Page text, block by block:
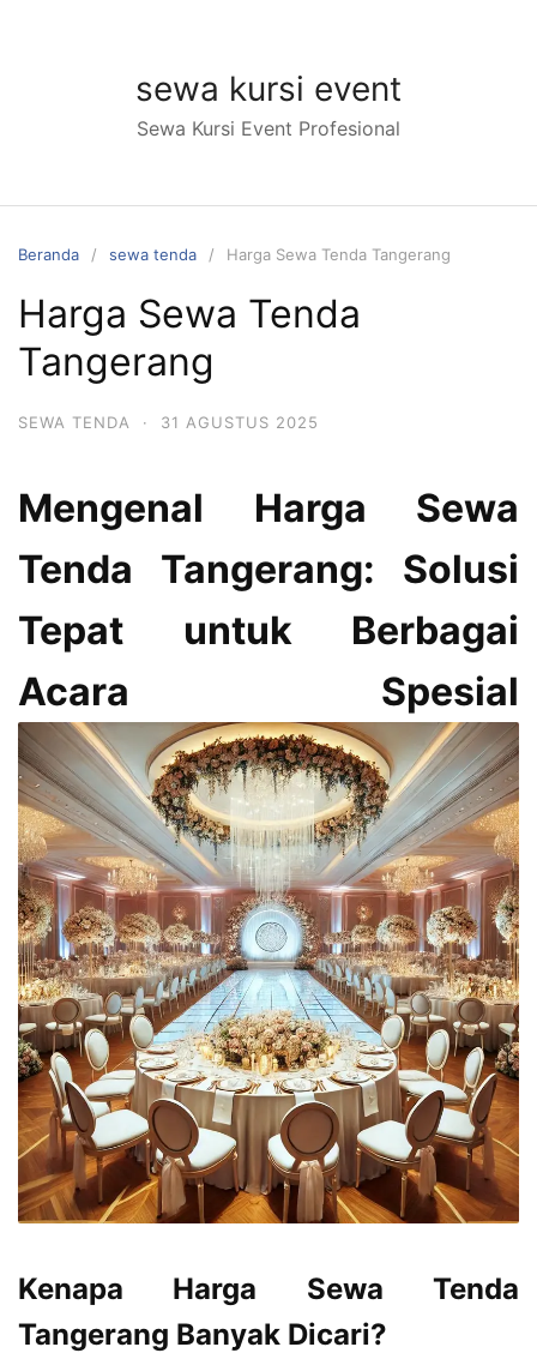
sewa kursi event
Sewa Kursi Event Profesional
Beranda sewa tenda Harga Sewa Tenda Tangerang
Harga Sewa Tenda
Tangerang
SEWA TENDA · 31 AGUSTUS 2025
Mengenal Harga Sewa
Tenda Tangerang: Solusi
Tepat untuk Berbagai
Acara Spesial
Kenapa Harga Sewa Tenda
Tangerang Banyak Dicari?